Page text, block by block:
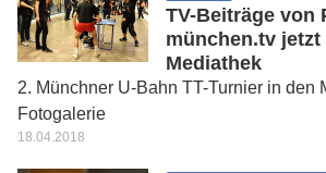
TV-Beiträge von
münchen.tv jetzt
Mediathek
2. Münchner U-Bahn TT-Turnier in den
Fotogalerie
18.04.2018